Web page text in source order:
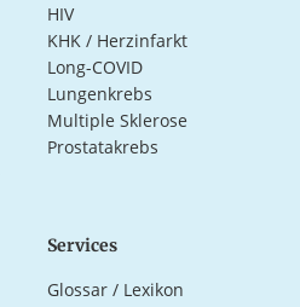
HIV
KHK / Herzinfarkt
Long-COVID
Lungenkrebs
Multiple Sklerose
Prostatakrebs
Services
Glossar / Lexikon